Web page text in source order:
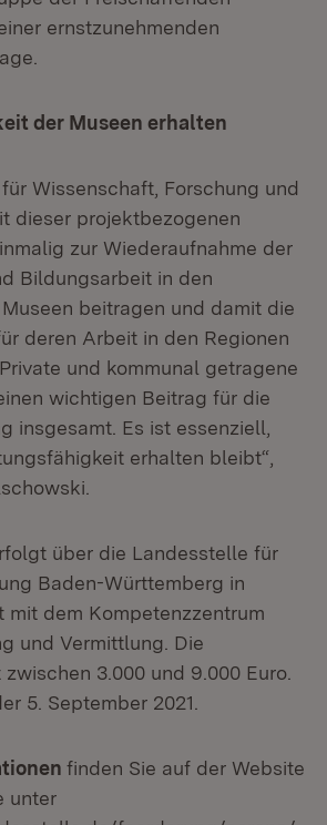
ernstzunehmenden
der Museen erhalten
Wissenschaft, Forschung und
dieser projektbezogenen
zur Wiederaufnahme der
Bildungsarbeit in den
beitragen und damit die
deren Arbeit in den Regionen
und kommunal getragene
wichtigen Beitrag für die
insgesamt. Es ist essenziell,
erhalten bleibt“,
über die Landesstelle für
Baden-Württemberg in
mit dem Kompetenzzentrum
und Vermittlung. Die
3.000 und 9.000 Euro.
5. September 2021.
finden Sie auf der Website
unter